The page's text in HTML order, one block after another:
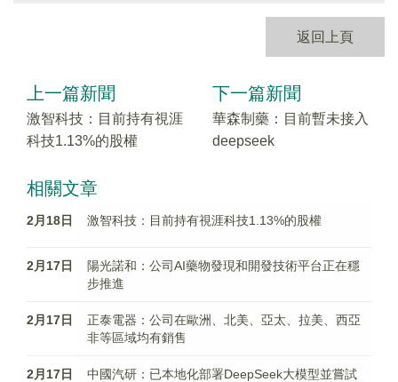
返回上頁
上一篇新聞
激智科技：目前持有視涯
科技1.13%的股權
下一篇新聞
華森制藥：目前暫未接入
deepseek
相關文章
2月18日 激智科技：目前持有視涯科技1.13%的股權
2月17日
陽光諾和：公司AI藥物發現和開發技術平台正在穩
步推進
2月17日
正泰電器：公司在歐洲、北美、亞太、拉美、西亞
非等區域均有銷售
2月17日
中國汽研：已本地化部署DeepSeek大模型並嘗試